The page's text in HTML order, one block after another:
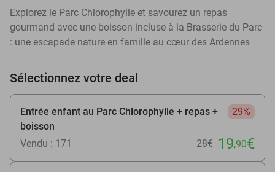
Explorez le Parc Chlorophylle et savourez un repas
gourmand avec une boisson incluse à la Brasserie du Parc
: une escapade nature en famille au cœur des Ardennes
Sélectionnez votre deal
Entrée enfant au Parc Chlorophylle + repas +
boisson
29%
Vendu : 171 28€ 19,90€